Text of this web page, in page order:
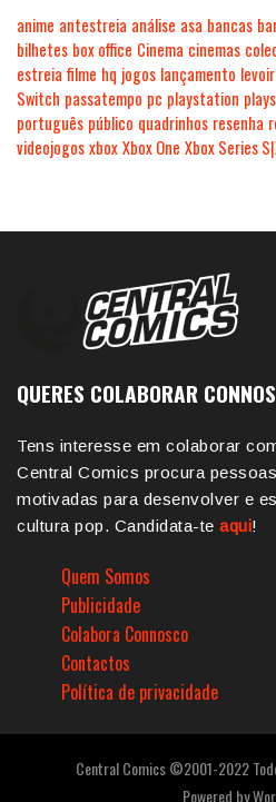
anime antestreia análise asa bancas
bilhetes box office Cinema cinemas
estreia filme hq jogos lançamento levoir
Switch passatempo pc playstation
português público quadrinhos resenha
videojogosxboxXbox One Xbox Series
QUERES COLABORAR
Tens interesse em colaborar
Central Comics procura
motivadas para desenvolver e
cultura pop. Candidata-te aqui!
Quem Somos
Publicidade
Colabora Connosco
Contactos
Política de privacidade
Central Comics ©2001-2022
Powered by